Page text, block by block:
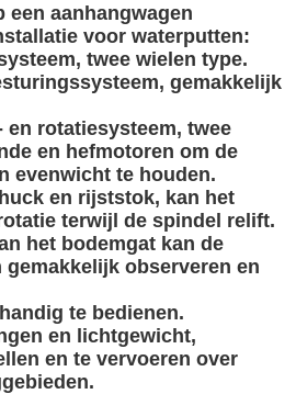
een aanhangwagen
voor waterputten:
twee wielen type.
gemakkelijk
rotatiesysteem, twee
en hefmotoren om de
evenwicht te houden.
en rijststok, kan het
terwijl de spindel relift.
het bodemgat kan de
observeren en
te bedienen.
en lichtgewicht,
en te vervoeren over